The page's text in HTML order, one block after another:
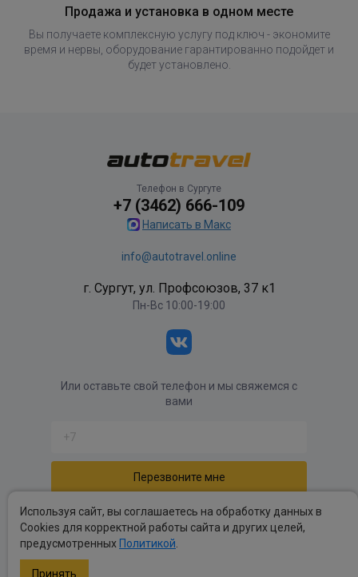
Продажа и установка в одном месте
Вы получаете комплексную услугу под ключ - экономите
время и нервы, оборудование гарантированно подойдет и
будет установлено.
Телефон в Сургуте
+7 (3462) 666-109
Написать в Макс
info@autotravel.online
г. Сургут, ул. Профсоюзов, 37 к1
Пн-Вс 10:00-19:00
Или оставьте свой телефон и мы свяжемся с
вами
Отправляя форму вы соглашаетесь сполитикой
обработки персональных данных.
Используя сайт, вы соглашаетесь на обработку данных в
Cookies для корректной работы сайта и других целей,
предусмотренных Политикой
Принять